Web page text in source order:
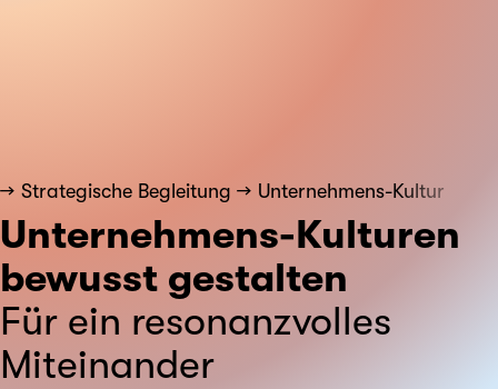
Strategische Begleitung Unternehmens-Kultur
Unternehmens-Kulturen
bewusst gestalten
Für ein resonanzvolles
Miteinander